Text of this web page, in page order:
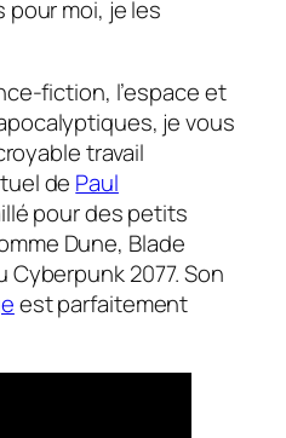
pour moi, je les
fiction, l’espace et
je vous
travail
de Paul
pour des petits
Dune, Blade
Cyberpunk 2077. Son
est parfaitement